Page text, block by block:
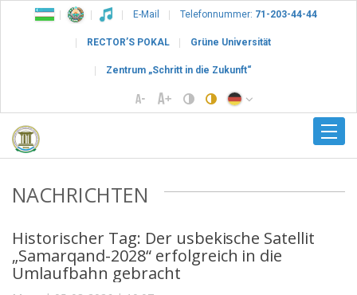
E-Mail Telefonnummer: 71-203-44-44
RECTOR’S POKAL Grüne Universität
Zentrum „Schritt in die Zukunft“
NACHRICHTEN
Historischer Tag: Der usbekische Satellit
„Samarqand-2028“ erfolgreich in die
Umlaufbahn gebracht